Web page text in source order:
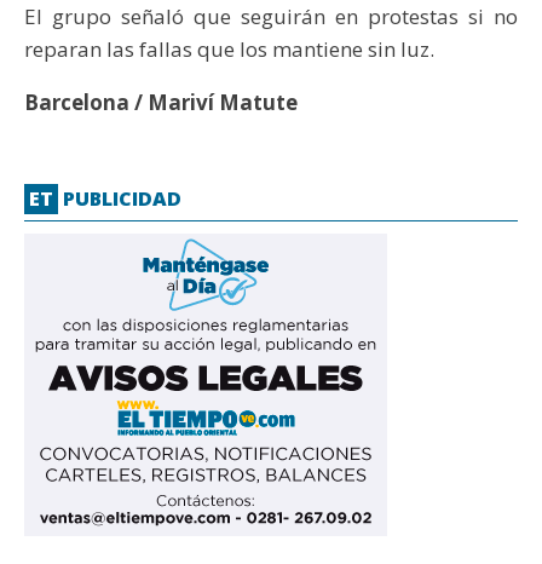
El grupo señaló que seguirán en protestas si no
reparan las fallas que los mantiene sin luz.
Barcelona / Mariví Matute
ET PUBLICIDAD